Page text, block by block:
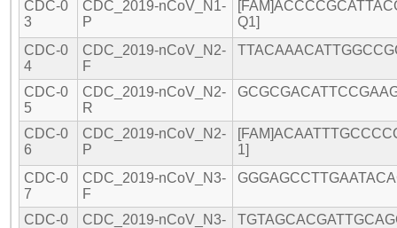
CDC-0
3
CDC_2019-nCoV_N1-
P
Q1]
CDC-0
4
CDC_2019-nCoV_N2-
F
CDC-0
5
CDC_2019-nCoV_N2-
R
CDC-0
6
CDC_2019-nCoV_N2-
P
1]
CDC-0
7
CDC_2019-nCoV_N3-
F
CDC-0
CDC_2019-nCoV_N3-